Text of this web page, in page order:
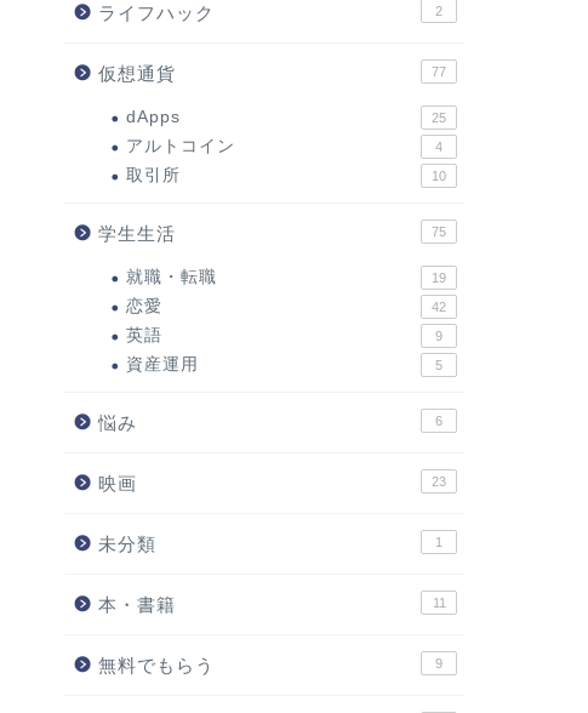
ライフハック 2
仮想通貨 77
dApps 25
アルトコイン 4
取引所 10
学生生活 75
就職・転職 19
恋愛 42
英語 9
資産運用 5
悩み 6
映画 23
未分類 1
本・書籍 11
無料でもらう 9